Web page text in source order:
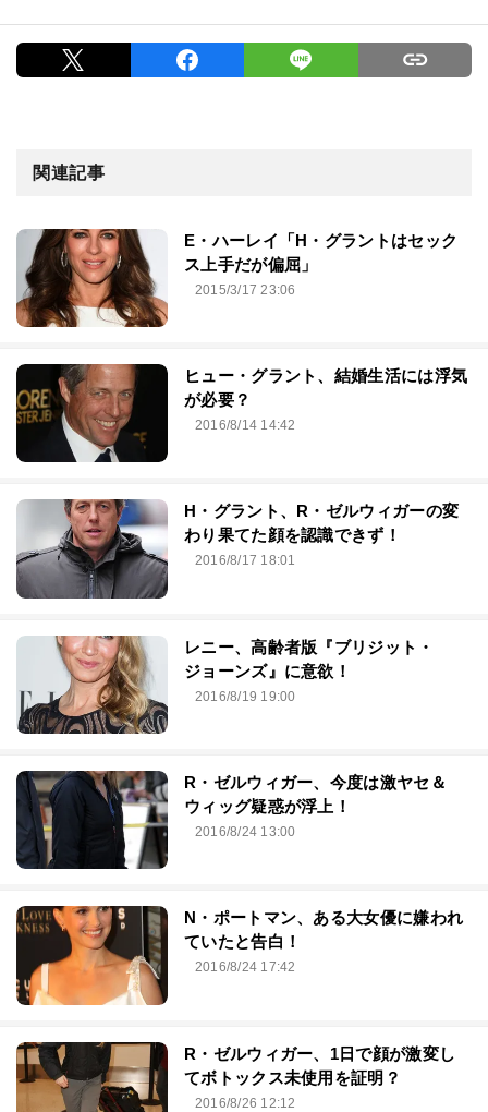
関連記事
E・ハーレイ「H・グラントはセック
ス上手だが偏屈」
2015/3/17 23:06
ヒュー・グラント、結婚生活には浮気
が必要？
2016/8/14 14:42
H・グラント、R・ゼルウィガーの変
わり果てた顔を認識できず！
2016/8/17 18:01
レニー、高齢者版『ブリジット・
ジョーンズ』に意欲！
2016/8/19 19:00
R・ゼルウィガー、今度は激ヤセ＆
ウィッグ疑惑が浮上！
2016/8/24 13:00
N・ポートマン、ある大女優に嫌われ
ていたと告白！
2016/8/24 17:42
R・ゼルウィガー、1日で顔が激変し
てボトックス未使用を証明？
2016/8/26 12:12